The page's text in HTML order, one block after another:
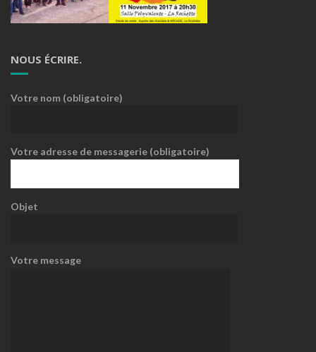
NOUS ÉCRIRE.
Votre nom (obligatoire)
Votre adresse de messagerie (obligatoire)
Objet
Votre message